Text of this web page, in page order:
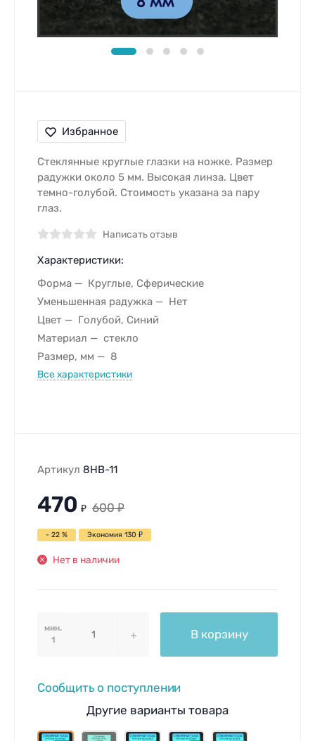
Избранное
Стеклянные круглые глазки на ножке. Размер
радужки около 5 мм. Высокая линза. Цвет
темно-голубой. Стоимость указана за пару
глаз.
Написать отзыв
Характеристики:
Форма
Круглые, Сферические
Уменьшенная радужка
Нет
Цвет
Голубой, Синий
Материал
стекло
Размер, мм
8
Все характеристики
Артикул 8HB-11
470 ₽ 600 ₽
- 22 % Экономия 130 ₽
Нет в наличии
мин.
1
В корзину
Сообщить о поступлении
Другие варианты товара